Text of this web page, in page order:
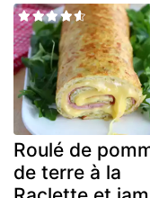
Roulé de
de terre à la